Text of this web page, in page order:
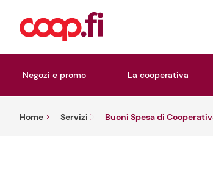
Negozi e promo La cooperativa
Home Servizi Buoni Spesa di